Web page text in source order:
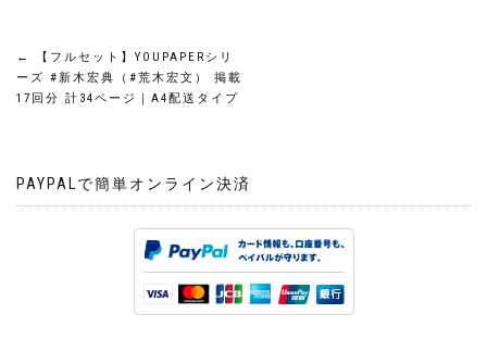
投
稿
ビ
←
【フルセット】YOUPAPERシリ
ーズ #新木宏典（#荒木宏文） 掲載
17回分 計34ページ｜A4配送タイプ
PAYPALで簡単オンライン決済